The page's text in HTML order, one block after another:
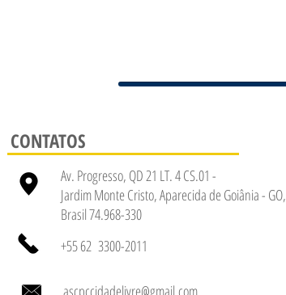
CONTATOS
Av. Progresso, QD 21 LT. 4 CS.01 -
Jardim Monte Cristo, Aparecida de Goiânia - GO,
Brasil 74.968-330
+55 62 3300-2011
ascpccidadelivre@gmail.com